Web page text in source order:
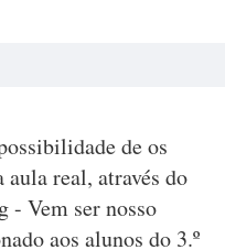
de os
real, através do
- Vem ser nosso
aos alunos do 3.º